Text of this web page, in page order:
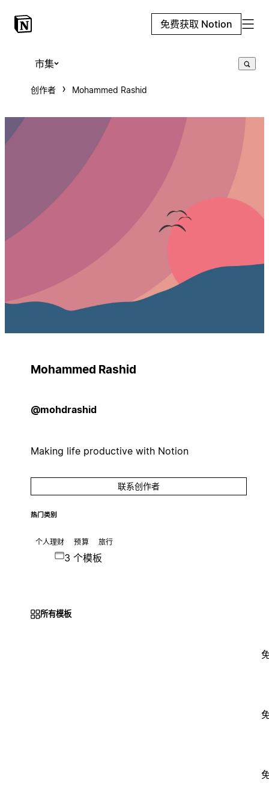
免费获取 Notion
市集
创作者 Mohammed Rashid
Mohammed Rashid
@mohdrashid
Making life productive with Notion
联系创作者
热门类别
个人理财 预算 旅行
3 个模板
所有模板